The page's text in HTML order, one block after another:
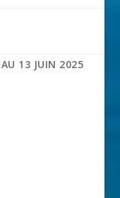
13 JUIN 2025